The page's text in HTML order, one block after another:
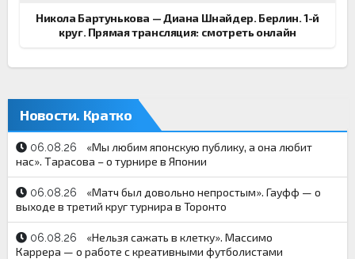
Никола Бартунькова — Диана Шнайдер. Берлин. 1-й
круг. Прямая трансляция: смотреть онлайн
Новости. Кратко
06.08.26
«Мы любим японскую публику, а она любит
нас». Тарасова – о турнире в Японии
06.08.26
«Матч был довольно непростым». Гауфф — о
выходе в третий круг турнира в Торонто
06.08.26
«Нельзя сажать в клетку». Массимо
Каррера — о работе с креативными футболистами